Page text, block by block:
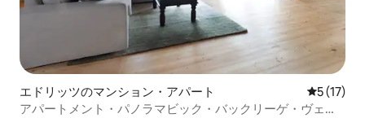
エドリッツのマンション・アパート レビュー
5 (17)
アパートメント・パノラマビック・バックリーゲ・ヴェル